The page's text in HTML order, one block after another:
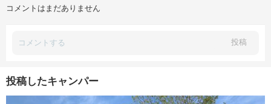
コメントはまだありません
投稿
投稿したキャンパー